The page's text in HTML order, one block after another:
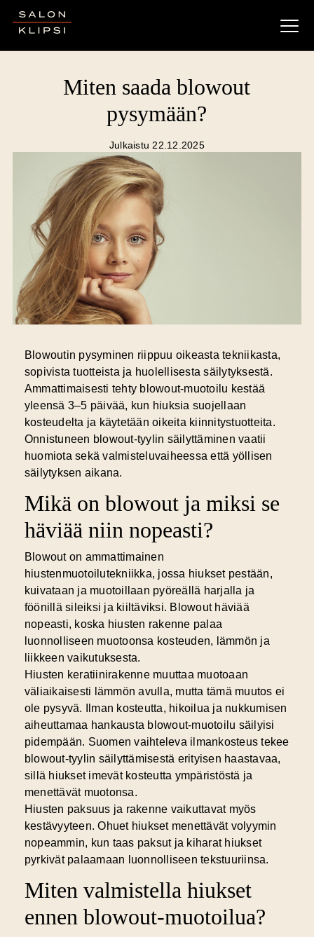
Salon Klipsi
Miten saada blowout
pysymään?
Julkaistu 22.12.2025
Blowoutin pysyminen riippuu oikeasta tekniikasta,
sopivista tuotteista ja huolellisesta säilytyksestä.
Ammattimaisesti tehty blowout-muotoilu kestää
yleensä 3–5 päivää, kun hiuksia suojellaan
kosteudelta ja käytetään oikeita kiinnitystuotteita.
Onnistuneen blowout-tyylin säilyttäminen vaatii
huomiota sekä valmisteluvaiheessa että yöllisen
säilytyksen aikana.
Mikä on blowout ja miksi se
häviää niin nopeasti?
Blowout on ammattimainen
hiustenmuotoilutekniikka, jossa hiukset pestään,
kuivataan ja muotoillaan pyöreällä harjalla ja
föönillä sileiksi ja kiiltäviksi. Blowout häviää
nopeasti, koska hiusten rakenne palaa
luonnolliseen muotoonsa kosteuden, lämmön ja
liikkeen vaikutuksesta.
Hiusten keratiinirakenne muuttaa muotoaan
väliaikaisesti lämmön avulla, mutta tämä muutos ei
ole pysyvä. Ilman kosteutta, hikoilua ja nukkumisen
aiheuttamaa hankausta blowout-muotoilu säilyisi
pidempään. Suomen vaihteleva ilmankosteus tekee
blowout-tyylin säilyttämisestä erityisen haastavaa,
sillä hiukset imevät kosteutta ympäristöstä ja
menettävät muotonsa.
Hiusten paksuus ja rakenne vaikuttavat myös
kestävyyteen. Ohuet hiukset menettävät volyymin
nopeammin, kun taas paksut ja kiharat hiukset
pyrkivät palaamaan luonnolliseen tekstuuriinsa.
Miten valmistella hiukset
ennen blowout-muotoilua?